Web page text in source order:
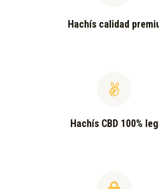
Hachís calidad
Hachís CBD 100%